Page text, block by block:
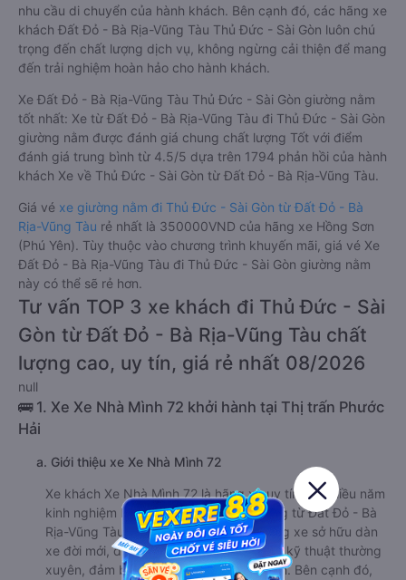
nhu cầu di chuyển của hành khách. Bên cạnh đó, các hãng xe
khách Đất Đỏ - Bà Rịa-Vũng Tàu Thủ Đức - Sài Gòn luôn chú
trọng đến chất lượng dịch vụ, không ngừng cải thiện để mang
đến trải nghiệm hoàn hảo cho hành khách.
Xe Đất Đỏ - Bà Rịa-Vũng Tàu Thủ Đức - Sài Gòn giường nằm
tốt nhất: Xe từ Đất Đỏ - Bà Rịa-Vũng Tàu đi Thủ Đức - Sài Gòn
giường nằm được đánh giá chung chất lượng Tốt với điểm
đánh giá trung bình từ 4.5/5 dựa trên 1794 phản hồi của hành
khách Xe về Thủ Đức - Sài Gòn từ Đất Đỏ - Bà Rịa-Vũng Tàu.
Giá vé xe giường nằm đi Thủ Đức - Sài Gòn từ Đất Đỏ - Bà
Rịa-Vũng Tàu rẻ nhất là 350000VND của hãng xe Hồng Sơn
(Phú Yên). Tùy thuộc vào chương trình khuyến mãi, giá vé Xe
Đất Đỏ - Bà Rịa-Vũng Tàu đi Thủ Đức - Sài Gòn giường nằm
này có thể sẽ rẻ hơn.
Tư vấn TOP 3 xe khách đi Thủ Đức - Sài
Gòn từ Đất Đỏ - Bà Rịa-Vũng Tàu chất
lượng cao, uy tín, giá rẻ nhất 08/2026
null
🚌 1. Xe Xe Nhà Mình 72 khởi hành tại Thị trấn Phước
Hải
a. Giới thiệu xe Xe Nhà Mình 72
Xe khách Xe Nhà Mình 72 là hãng xe uy tín, có nhiều năm
kinh nghiệm hoạt động trên tuyến đường từ Đất Đỏ - Bà
Rịa-Vũng Tàu đi Thủ Đức - Sài Gòn. Hãng xe sở hữu dàn
xe đời mới, được bảo dưỡng và kiểm tra kỹ thuật thường
xuyên, đảm bảo an toàn cho hành khách. Bên cạnh đó,